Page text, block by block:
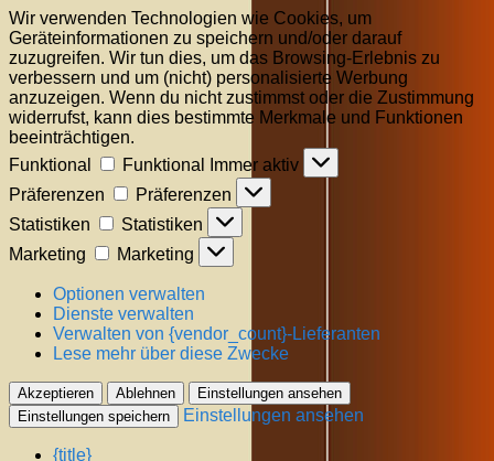
Wir verwenden Technologien wie Cookies, um
Geräteinformationen zu speichern und/oder darauf
zuzugreifen. Wir tun dies, um das Browsing-Erlebnis zu
verbessern und um (nicht) personalisierte Werbung
anzuzeigen. Wenn du nicht zustimmst oder die Zustimmung
widerrufst, kann dies bestimmte Merkmale und Funktionen
beeinträchtigen.
Funktional
Funktional
Immer aktiv
Präferenzen
Präferenzen
Statistiken
Statistiken
Marketing
Marketing
Optionen verwalten
Dienste verwalten
Verwalten von {vendor_count}-Lieferanten
Lese mehr über diese Zwecke
Akzeptieren Ablehnen
Einstellungen ansehen
Einstellungen speichern
Einstellungen ansehen
{title}